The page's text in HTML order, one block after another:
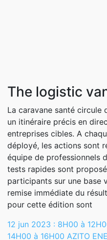
The logistic
La caravane santé circule
un itinéraire précis en
entreprises cibles. A
déployé, les actions sont
équipe de professionnels
tests rapides sont
participants sur une base
remise immédiate du
pour cette édition sont
12 jun 2023 : 8H00 à
14H00 à 16H00 AZITO